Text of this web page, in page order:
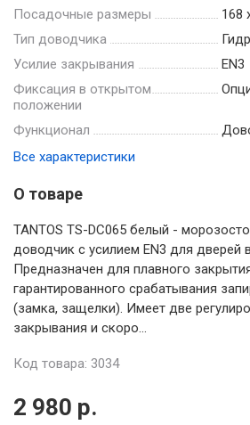
Посадочные размеры
168
Тип доводчика
Усилие закрывания
EN3
Фиксация в открытом
положении
Функционал
Все характеристики
О товаре
TANTOS TS-DC065 белый -
доводчик с усилием EN3 для дверей
Предназначен для плавного
гарантированного срабатывания
(замка, защелки). Имеет две
закрывания и скоро...
Код товара: 3034
2 980 р.